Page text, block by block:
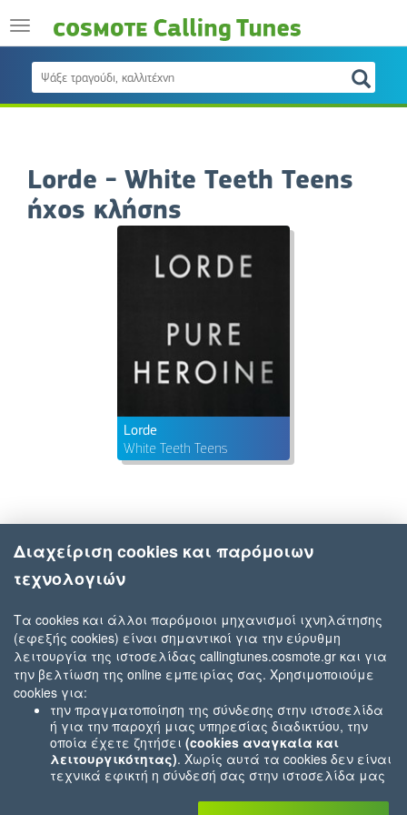
Lorde - White Teeth Teens
ήχος κλήσης
Lorde
White Teeth Teens
Διαχείριση cookies και παρόμοιων
τεχνολογιών
Τα cookies και άλλοι παρόμοιοι μηχανισμοί ιχνηλάτησης
(εφεξής cookies) είναι σημαντικοί για την εύρυθμη
λειτουργία της ιστοσελίδας callingtunes.cosmote.gr και για
την βελτίωση της online εμπειρίας σας. Χρησιμοποιούμε
cookies για:
την πραγματοποίηση της σύνδεσης στην ιστοσελίδα
ή για την παροχή μιας υπηρεσίας διαδικτύου, την
οποία έχετε ζητήσει (cookies αναγκαία και
λειτουργικότητας). Χωρίς αυτά τα cookies δεν είναι
τεχνικά εφικτή η σύνδεσή σας στην ιστοσελίδα μας
που εσείς μας ζητήσατε (π.χ.cookies που αφορούν